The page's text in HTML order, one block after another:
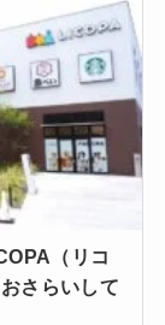
（リコ
さらいして